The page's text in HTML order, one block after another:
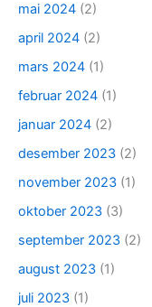
mai 2024 (2)
april 2024 (2)
mars 2024 (1)
februar 2024 (1)
januar 2024 (2)
desember 2023 (2)
november 2023 (1)
oktober 2023 (3)
september 2023 (2)
august 2023 (1)
juli 2023 (1)